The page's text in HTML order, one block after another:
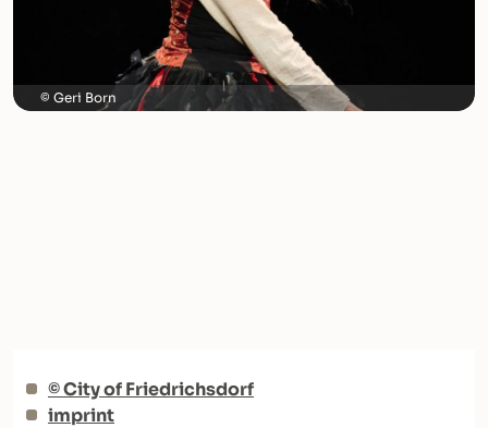
Geri Born
© City of Friedrichsdorf
imprint